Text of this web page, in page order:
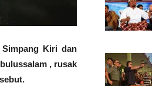
Simpang Kiri dan
, rusak